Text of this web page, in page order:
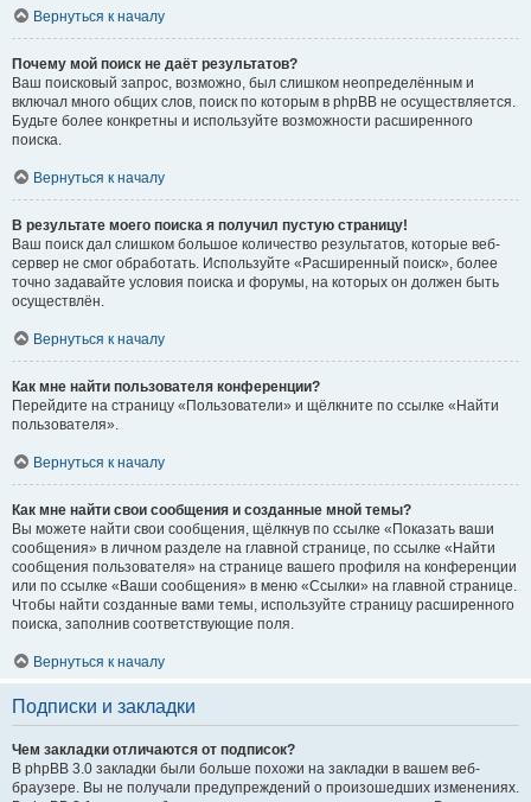
Вернуться к началу
Почему мой поиск не даёт результатов?
Ваш поисковый запрос, возможно, был слишком неопределённым и
включал много общих слов, поиск по которым в phpBB не осуществляется.
Будьте более конкретны и используйте возможности расширенного
поиска.
Вернуться к началу
В результате моего поиска я получил пустую страницу!
Ваш поиск дал слишком большое количество результатов, которые веб-
сервер не смог обработать. Используйте «Расширенный поиск», более
точно задавайте условия поиска и форумы, на которых он должен быть
осуществлён.
Вернуться к началу
Как мне найти пользователя конференции?
Перейдите на страницу «Пользователи» и щёлкните по ссылке «Найти
пользователя».
Вернуться к началу
Как мне найти свои сообщения и созданные мной темы?
Вы можете найти свои сообщения, щёлкнув по ссылке «Показать ваши
сообщения» в личном разделе на главной странице, по ссылке «Найти
сообщения пользователя» на странице вашего профиля на конференции
или по ссылке «Ваши сообщения» в меню «Ссылки» на главной странице.
Чтобы найти созданные вами темы, используйте страницу расширенного
поиска, заполнив соответствующие поля.
Вернуться к началу
Подписки и закладки
Чем закладки отличаются от подписок?
В phpBB 3.0 закладки были больше похожи на закладки в вашем веб-
браузере. Вы не получали предупреждений о произошедших изменениях.